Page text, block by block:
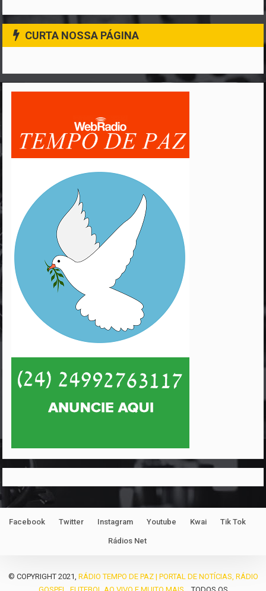
CURTA NOSSA PÁGINA
Facebook Twitter Instagram Youtube Kwai Tik Tok
Rádios Net
© COPYRIGHT 2021, RÁDIO TEMPO DE PAZ | PORTAL DE NOTÍCIAS, RÁDIO